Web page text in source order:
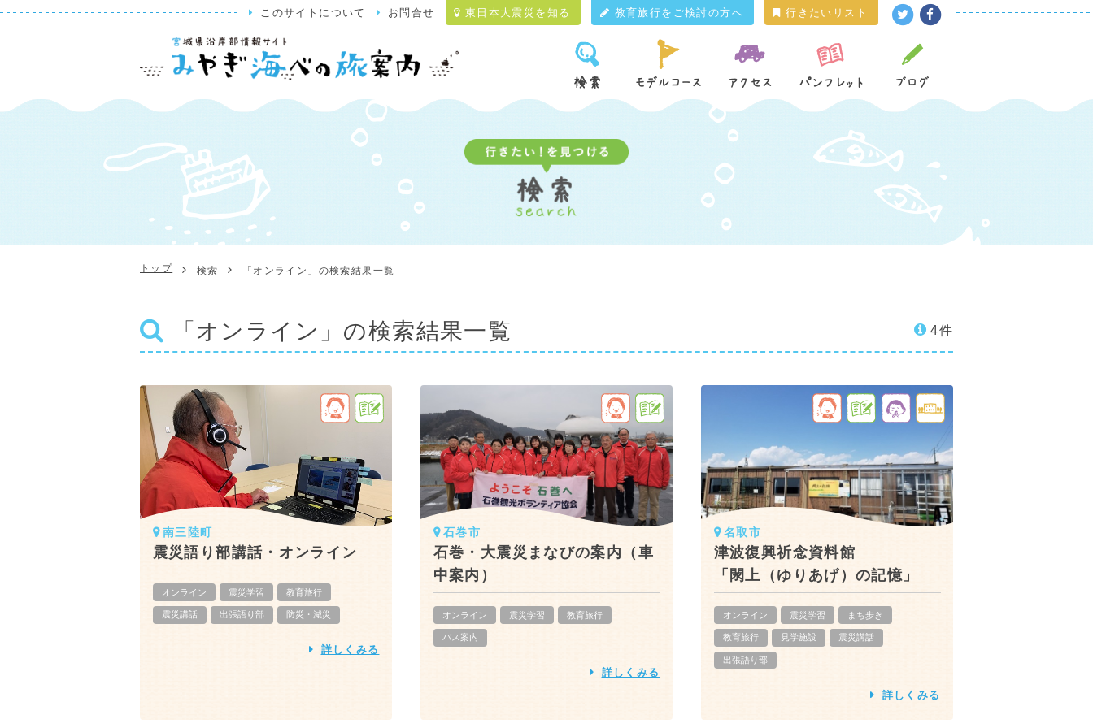
このサイトについて お問合せ 東日本大震災を知る 教育旅行をご検討の方へ 行きたいリスト
トップ 検索 「オンライン」の検索結果一覧
「オンライン」の検索結果一覧 4件
南三陸町
震災語り部講話・オンライン
オンライン 震災学習 教育旅行
震災講話 出張語り部 防災・減災
詳しくみる
石巻市
石巻・大震災まなびの案内（車
中案内）
オンライン 震災学習 教育旅行
バス案内
詳しくみる
名取市
津波復興祈念資料館
「閖上（ゆりあげ）の記憶」
オンライン 震災学習 まち歩き
教育旅行 見学施設 震災講話
出張語り部
詳しくみる